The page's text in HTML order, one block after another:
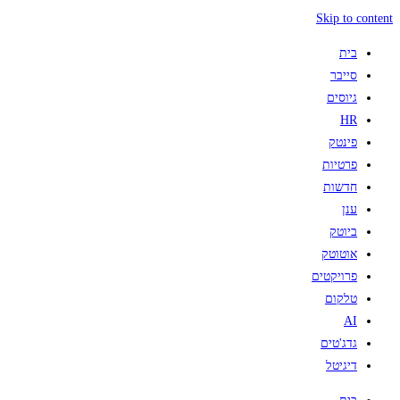
Skip to content
בית
סייבר
גיוסים
HR
פינטק
פרטיות
חדשות
ענן
ביוטק
אוטוטק
פרויקטים
טלקום
AI
גדג'טים
דיגיטל